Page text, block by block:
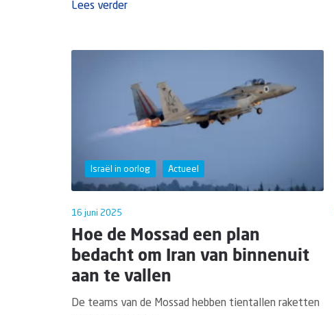
Lees verder
Israël in oorlog Actueel
16 juni 2025
Hoe de Mossad een plan
bedacht om Iran van binnenuit
aan te vallen
De teams van de Mossad hebben tientallen raketten